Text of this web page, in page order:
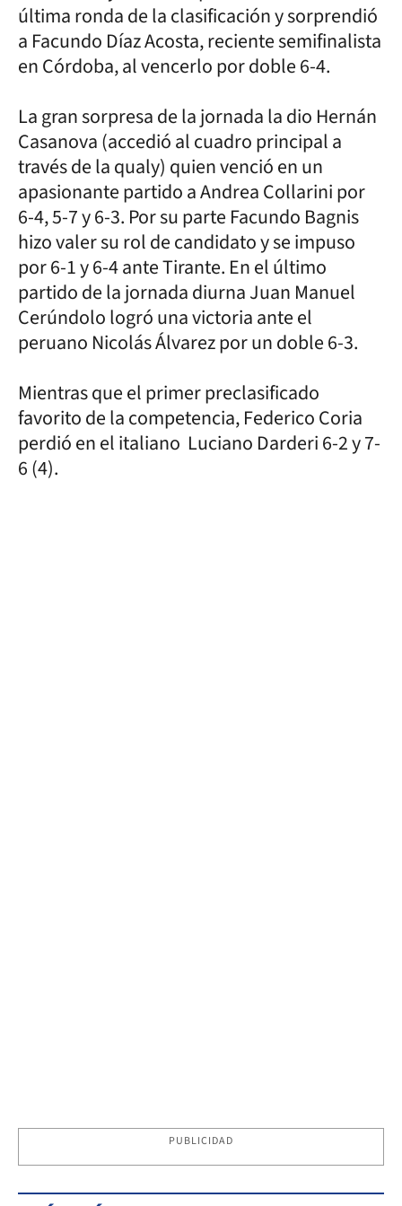
última ronda de la clasificación y sorprendió
a Facundo Díaz Acosta, reciente semifinalista
en Córdoba, al vencerlo por doble 6-4.
La gran sorpresa de la jornada la dio Hernán
Casanova (accedió al cuadro principal a
través de la qualy) quien venció en un
apasionante partido a Andrea Collarini por
6-4, 5-7 y 6-3. Por su parte Facundo Bagnis
hizo valer su rol de candidato y se impuso
por 6-1 y 6-4 ante Tirante. En el último
partido de la jornada diurna Juan Manuel
Cerúndolo logró una victoria ante el
peruano Nicolás Álvarez por un doble 6-3.
Mientras que el primer preclasificado
favorito de la competencia, Federico Coria
perdió en el italiano Luciano Darderi 6-2 y 7-
6 (4).
PUBLICIDAD